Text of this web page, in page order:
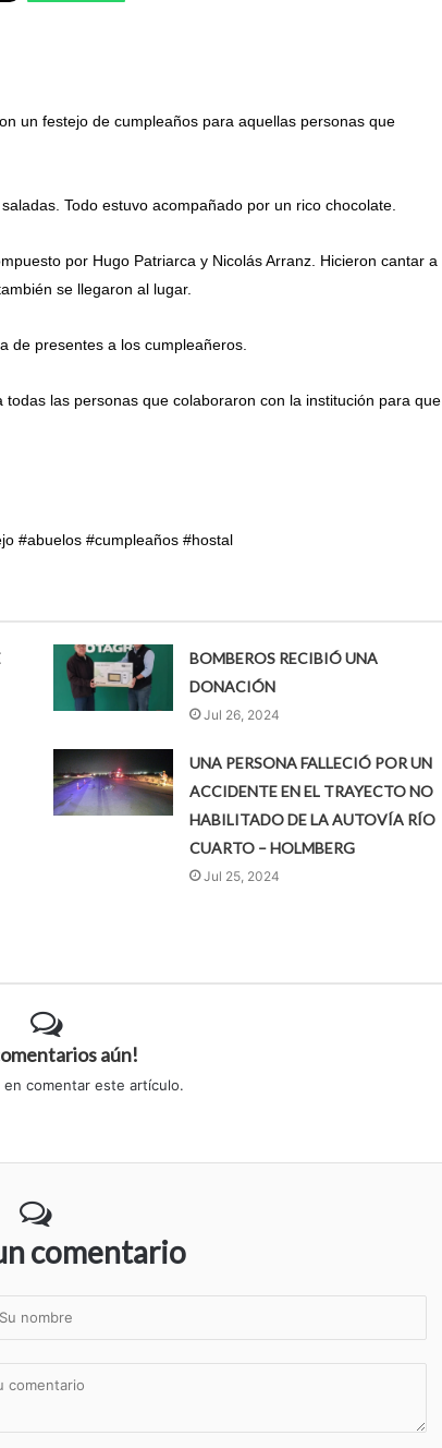
un festejo de cumpleaños para aquellas personas que
Todo estuvo acompañado por un rico chocolate.
por Hugo Patriarca y Nicolás Arranz. Hicieron cantar a
se llegaron al lugar.
de presentes a los cumpleañeros.
las personas que colaboraron con la institución para que
#abuelos #cumpleaños #hostal
BOMBEROS RECIBIÓ UNA
DONACIÓN
Jul 26, 2024
UNA PERSONA FALLECIÓ POR UN
ACCIDENTE EN EL TRAYECTO NO
HABILITADO DE LA AUTOVÍA RÍO
CUARTO – HOLMBERG
Jul 25, 2024
aún!
en comentar este artículo.
comentario